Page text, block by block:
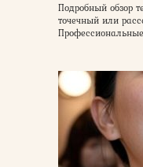
Подробный обзор
точечный или